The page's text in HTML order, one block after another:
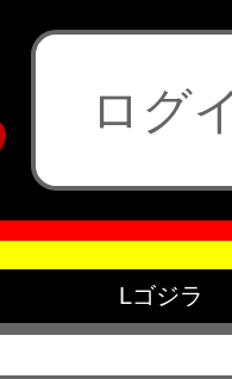
ログ
Lゴジラ